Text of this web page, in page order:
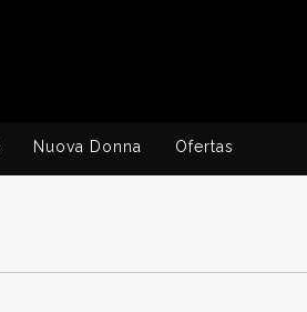
Nuova Donna Ofertas